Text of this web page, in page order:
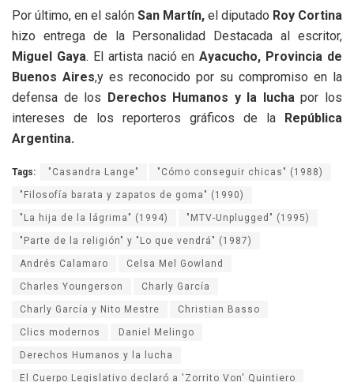
Por último, en el salón San Martín, el diputado Roy Cortina
hizo entrega de la Personalidad Destacada al escritor,
Miguel Gaya. El artista nació enAyacucho, Provincia de
Buenos Aires,y es reconocido por su compromiso en la
defensa de los Derechos Humanos y la lucha por los
intereses de los reporteros gráficos de la República
Argentina.
Tags: "Casandra Lange" "Cómo conseguir chicas" (1988)
"Filosofía barata y zapatos de goma" (1990)
"La hija de la lágrima" (1994) "MTV-Unplugged" (1995)
"Parte de la religión" y "Lo que vendrá" (1987)
Andrés Calamaro Celsa Mel Gowland
Charles Youngerson Charly García
Charly García y Nito Mestre Christian Basso
Clics modernos Daniel Melingo
Derechos Humanos y la lucha
El Cuerpo Legislativo declaró a 'Zorrito Von' Quintiero